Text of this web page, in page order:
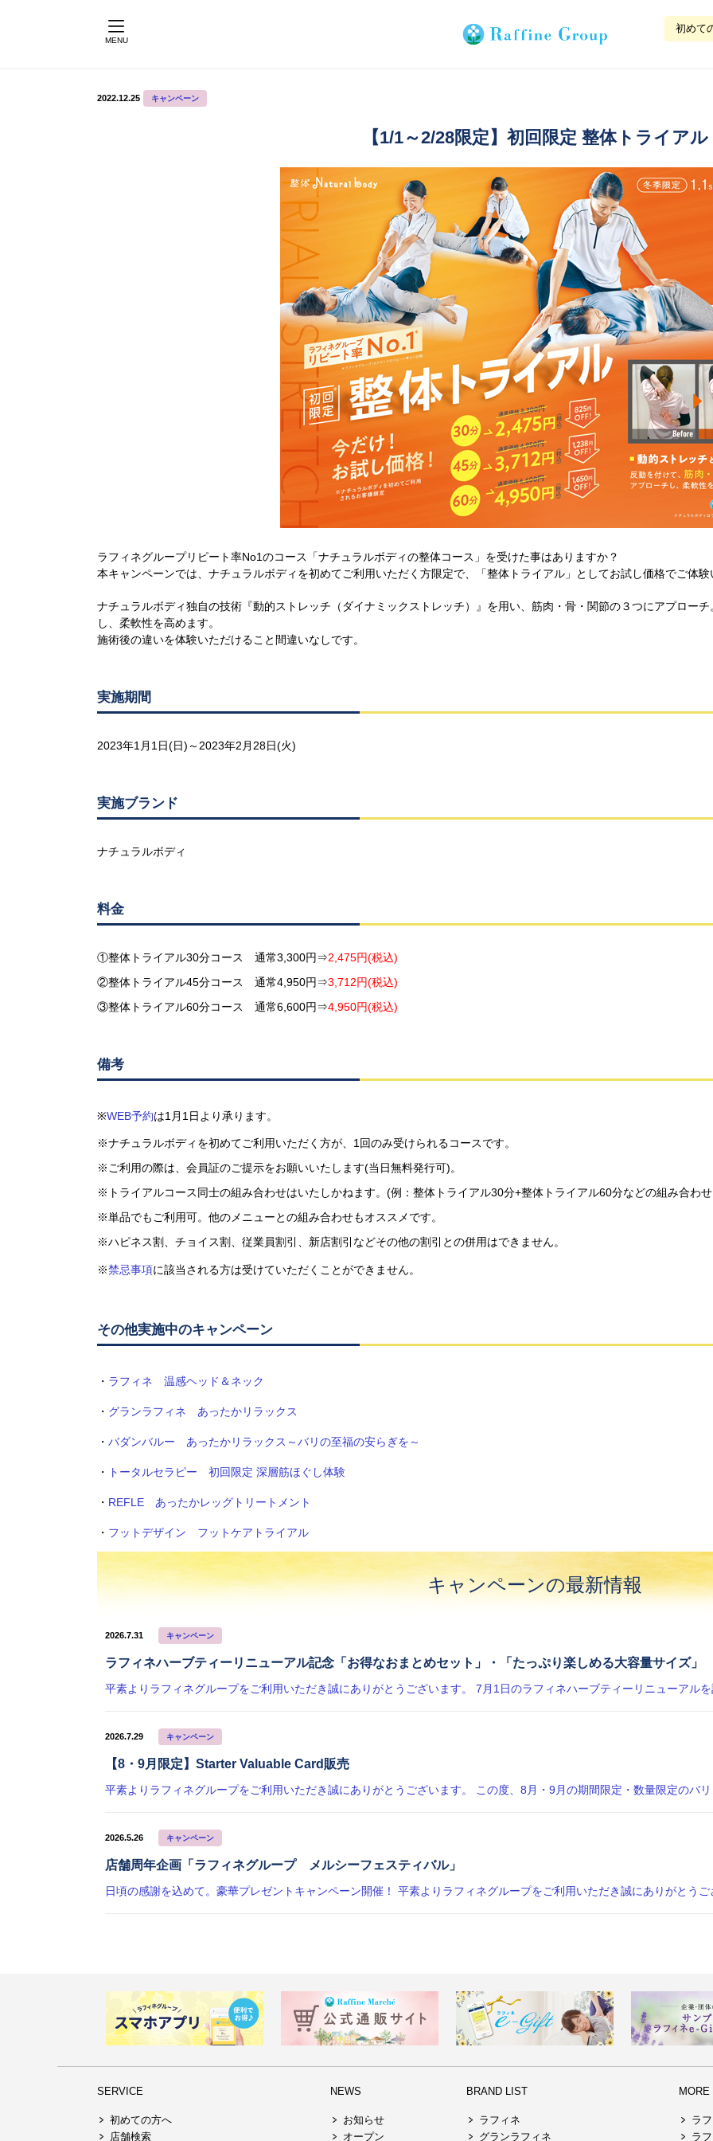
MENU
初めて
2022.12.25 キャンペーン
【1/1～2/28限定】初回限定 整体トライアル
ラフィネグループリピート率No1のコース「ナチュラルボディの整体コース」を受けた事はありますか？
本キャンペーンでは、ナチュラルボディを初めてご利用いただく方限定で、「整体トライアル」としてお試し価格でご体
ナチュラルボディ独自の技術『動的ストレッチ（ダイナミックストレッチ）』を用い、筋肉・骨・関節の３つにアプロー
し、柔軟性を高めます。
施術後の違いを体験いただけること間違いなしです。
実施期間
2023年1月1日(日)～2023年2月28日(火)
実施ブランド
ナチュラルボディ
料金
①整体トライアル30分コース 通常3,300円⇒2,475円(税込)
②整体トライアル45分コース 通常4,950円⇒3,712円(税込)
③整体トライアル60分コース 通常6,600円⇒4,950円(税込)
備考
※WEB予約は1月1日より承ります。
※ナチュラルボディを初めてご利用いただく方が、1回のみ受けられるコースです。
※ご利用の際は、会員証のご提示をお願いいたします(当日無料発行可)。
※トライアルコース同士の組み合わせはいたしかねます。(例：整体トライアル30分+整体トライアル60分などの組み合わ
※単品でもご利用可。他のメニューとの組み合わせもオススメです。
※ハピネス割、チョイス割、従業員割引、新店割引などその他の割引との併用はできません。
※禁忌事項に該当される方は受けていただくことができません。
その他実施中のキャンペーン
・ ラフィネ 温感ヘッド＆ネック
・ グランラフィネ あったかリラックス
・ バダンバルー あったかリラックス～バリの至福の安らぎを～
・ トータルセラピー 初回限定 深層筋ほぐし体験
・ REFLE あったかレッグトリートメント
・ フットデザイン フットケアトライアル
キャンペーンの最新情報
2026.7.31 キャンペーン
ラフィネハーブティーリニューアル記念「お得なおまとめセット」・「たっぷり楽しめる大容量サイズ」
2026.7.29 キャンペーン
【8・9月限定】Starter Valuable Card販売
2026.5.26 キャンペーン
店舗周年企画「ラフィネグループ メルシーフェスティバル」
SERVICE
初めての方へ
店舗検索
NEWS
お知らせ
オープン
BRAND LIST
ラフィネ
グランラフィネ
MORE
ラ
ラ